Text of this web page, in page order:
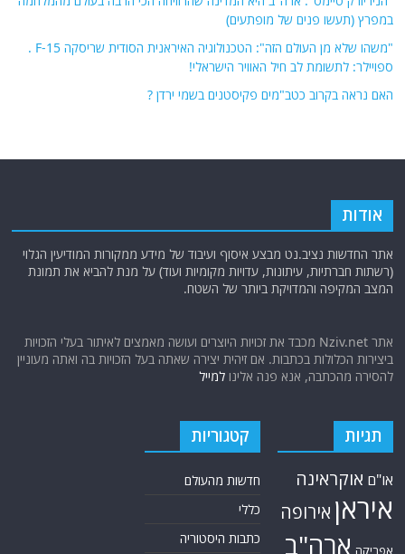
במפרץ (תעשו פנים של מופתעים)
"משהו שלא מן העולם הזה": הטכנולוגיה האיראנית הסודית שריסקה F-15 .
ספויילר: לתשומת לב חיל האוויר הישראלי!
האם נראה בקרוב כטב"מים פקיסטנים בשמי ירדן ?
אודות
אתר החדשות נציב.נט מבצע איסוף ועיבוד של מידע ממקורות המודיעין הגלוי
(רשתות חברתיות, עיתונות, עדויות מקומיות ועוד) על מנת להביא את תמונת
המצב המקיפה והמדויקת ביותר של השטח.
אתר Nziv.net מכבד את זכויות היוצרים ועושה מאמצים לאיתור בעלי הזכויות
ביצירות הכלולות בכתבות. אם זיהית יצירה שאתה בעל הזכויות בה ואתה מעוניין
להסירה מהכתבה, אנא פנה אלינולמייל
תגיות
או"ם אוקראינה
איראן אירופה
אפריקה ארה"ב
קטגוריות
חדשות מהעולם
כללי
כתבות היסטוריה